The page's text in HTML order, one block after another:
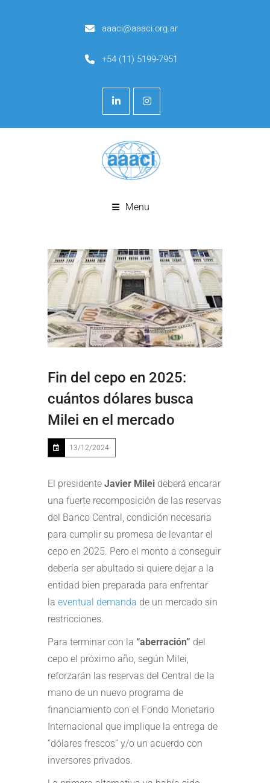
aaaci@aaaci.org.ar
+54 (11) 5199-7951
Menu
Fin del cepo en 2025:
cuántos dólares busca
Milei en el mercado
13/12/2024
El presidente Javier Milei deberá encarar
una fuerte recomposición de las reservas
del Banco Central, condición necesaria
para cumplir su promesa de levantar el
cepo en 2025. Pero el monto a conseguir
debería ser abultado si quiere dejar a la
entidad bien preparada para enfrentar
la eventual demanda de un mercado sin
restricciones.
Para terminar con la “aberración” del
cepo el próximo año, según Milei,
reforzarán las reservas del Central de la
mano de un nuevo programa de
financiamiento con el Fondo Monetario
Internacional que implique la entrega de
“dólares frescos” y/o un acuerdo con
inversores privados.